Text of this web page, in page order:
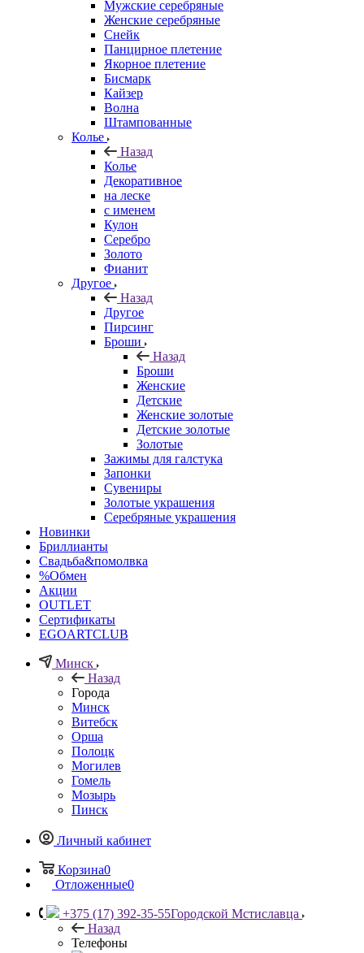
Мужские серебряные
Женские серебряные
Снейк
Панцирное плетение
Якорное плетение
Бисмарк
Кайзер
Волна
Штампованные
Колье
Назад
Колье
Декоративное
на леске
с именем
Кулон
Серебро
Золото
Фианит
Другое
Назад
Другое
Пирсинг
Броши
Назад
Броши
Женские
Детские
Женские золотые
Детские золотые
Золотые
Зажимы для галстука
Запонки
Сувениры
Золотые украшения
Серебряные украшения
Новинки
Бриллианты
Свадьба&помолвка
%Обмен
Акции
OUTLET
Сертификаты
EGOARTCLUB
Минск
Назад
Города
Минск
Витебск
Орша
Полоцк
Могилев
Гомель
Мозырь
Пинск
Личный кабинет
Корзина0
Отложенные0
+375 (17) 392-35-55Городской Мстиславца
Назад
Телефоны